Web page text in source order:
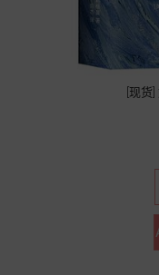
[现货